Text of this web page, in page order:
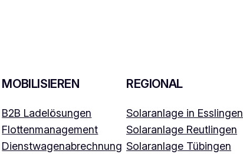
MOBILISIEREN
B2B Ladelösungen
Flottenmanagement
Dienstwagenabrechnung
REGIONAL
Solaranlage in Esslingen
Solaranlage Reutlingen
Solaranlage Tübingen